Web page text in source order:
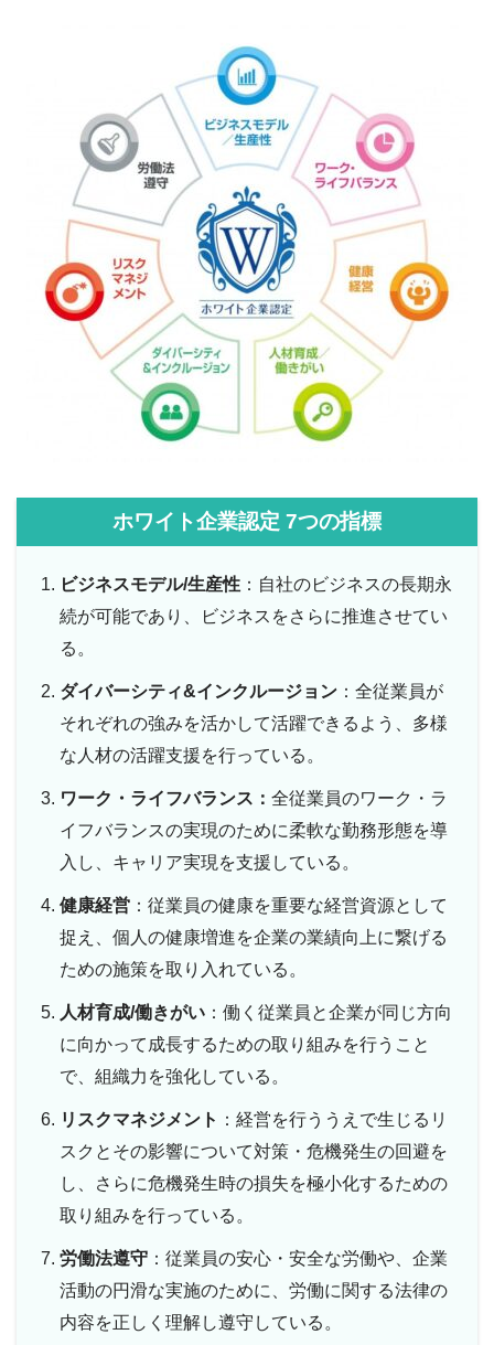
ホワイト企業認定 7つの指標
ビジネスモデル/生産性 ：自社のビジネスの長期永
続が可能であり、ビジネスをさらに推進させてい
る。
ダイバーシティ&インクルージョン ：全従業員が
それぞれの強みを活かして活躍できるよう、多様
な人材の活躍支援を行っている。
ワーク・ライフバランス： 全従業員のワーク・ラ
イフバランスの実現のために柔軟な勤務形態を導
入し、キャリア実現を支援している。
健康経営 ：従業員の健康を重要な経営資源として
捉え、個人の健康増進を企業の業績向上に繋げる
ための施策を取り入れている。
人材育成/働きがい ：働く従業員と企業が同じ方向
に向かって成長するための取り組みを行うこと
で、組織力を強化している。
リスクマネジメント ：経営を行ううえで生じるリ
スクとその影響について対策・危機発生の回避を
し、さらに危機発生時の損失を極小化するための
取り組みを行っている。
労働法遵守 ：従業員の安心・安全な労働や、企業
活動の円滑な実施のために、労働に関する法律の
内容を正しく理解し遵守している。